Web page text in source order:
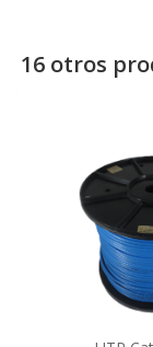
16 otros